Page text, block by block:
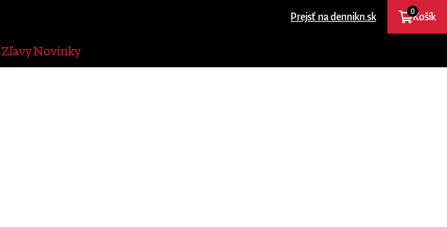
Prejsť na dennikn.sk Košík
0
ZľavyNovinky